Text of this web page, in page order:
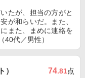
たが、担当の方がと
が和らいだ。また、
また、まめに連絡を
40代／男性）
） 74.81点